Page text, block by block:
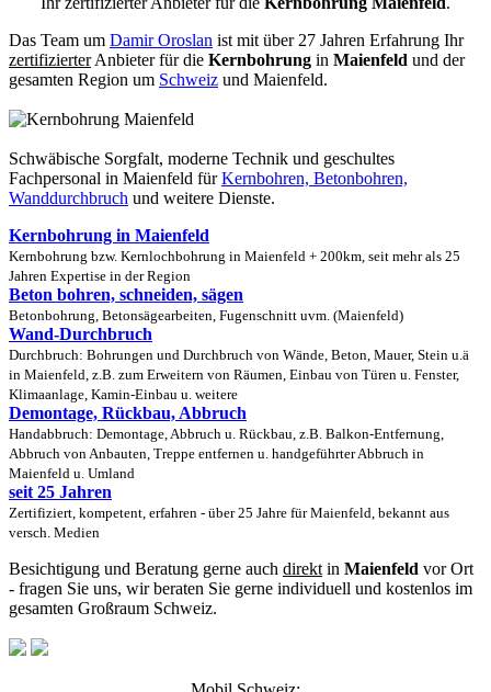
Das Team um Damir Oroslan ist mit über 27 Jahren Erfahrung Ihr
zertifizierterAnbieter für die Kernbohrung in Maienfeld und der
gesamten Region um Schweiz und Maienfeld.
Schwäbische Sorgfalt, moderne Technik und geschultes
Fachpersonal in Maienfeld fürKernbohren, Betonbohren,
Wanddurchbruch und weitere Dienste.
Kernbohrung in Maienfeld
Kernbohrung bzw. Kernlochbohrung in Maienfeld + 200km, seit mehr als 25
Jahren Expertise in der Region
Beton bohren, schneiden, sägen
Betonbohrung, Betonsägearbeiten, Fugenschnitt uvm. (Maienfeld)
Wand-Durchbruch
Durchbruch: Bohrungen und Durchbruch von Wände, Beton, Mauer, Stein u.ä
in Maienfeld, z.B. zum Erweitern von Räumen, Einbau von Türen u. Fenster,
Klimaanlage, Kamin-Einbau u. weitere
Demontage, Rückbau, Abbruch
Handabbruch: Demontage, Abbruch u. Rückbau, z.B. Balkon-Entfernung,
Abbruch von Anbauten, Treppe entfernen u. handgeführter Abbruch in
Maienfeld u. Umland
seit 25 Jahren
Zertifiziert, kompetent, erfahren - über 25 Jahre für Maienfeld, bekannt aus
versch. Medien
Besichtigung und Beratung gerne auch direkt in Maienfeld vor Ort
- fragen Sie uns, wir beraten Sie gerne individuell und kostenlos im
gesamten Großraum Schweiz.